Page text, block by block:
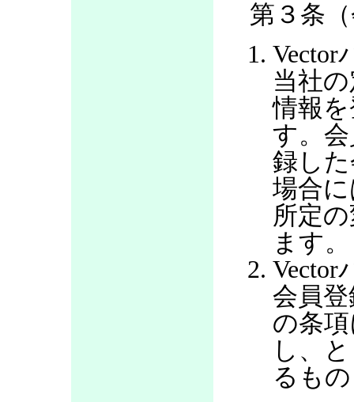
第３条
Vector
当社
情報
す。
録し
場合
所定
ます。
Vector
会員
の条
し、
るも